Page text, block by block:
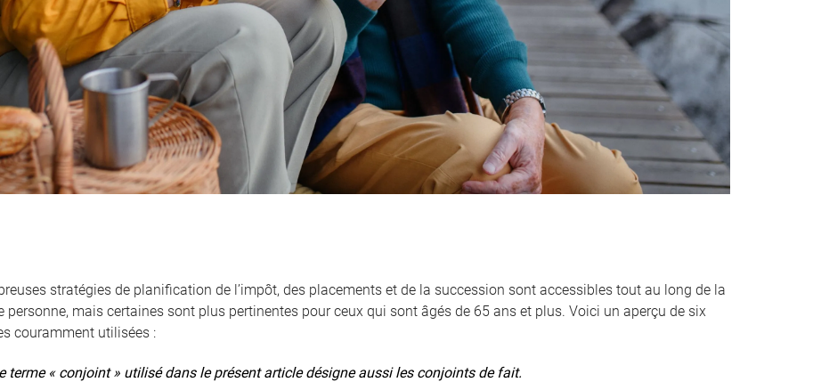
stratégies de planification de l’impôt, des placements et de la succession sont accessibles tout au long de la
personne, mais certaines sont plus pertinentes pour ceux qui sont âgés de 65 ans et plus. Voici un aperçu de six
couramment utilisées :
terme « conjoint » utilisé dans le présent article désigne aussi les conjoints de fait.